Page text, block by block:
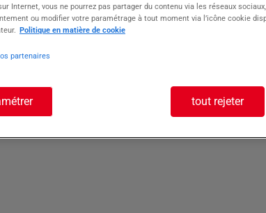
: Agent
verts H/F
Internet, vous ne pourrez pas partager du contenu via les réseaux
ou modifier votre paramétrage à tout moment via l’icône cookie
Politique en matière de cookie
partenaires
tout rejeter